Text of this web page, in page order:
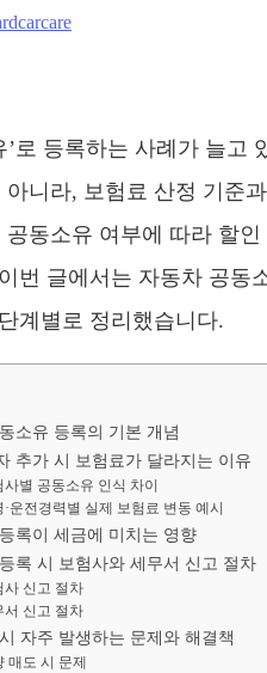
로 등록하는 사례가 늘고
니라, 보험료 산정 기준
동소유 여부에 따라 할
번 글에서는 자동차 공동
계별로 정리했습니다.
소유 등록의 기본 개념
추가 시 보험료가 달라지는 이유
사별 공동소유 인식 차이
·운전경력별 실제 보험료 변동 예시
록이 세금에 미치는 영향
록 시 보험사와 세무서 신고 절차
사 신고 절차
서 신고 절차
자주 발생하는 문제와 해결책
매도 시 문제